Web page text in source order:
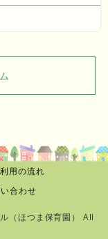
用の流れ
合わせ
（ほつま保育園）
All